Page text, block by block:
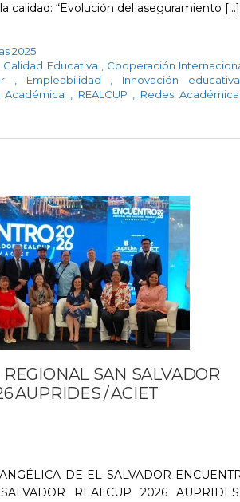
calidad: “Evolución del aseguramiento [...]
2025
Calidad Educativa
Cooperación
Empleabilidad
Innovación
Académica
REALCUP
Redes
SAN SALVADOR
AUPRIDES / ACIET
DE EL SALVADOR
REALCUP 2026